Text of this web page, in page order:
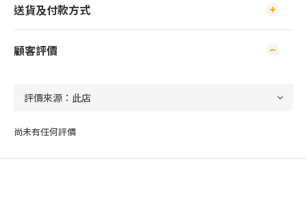
送貨及付款方式
顧客評價
尚未有任何評價